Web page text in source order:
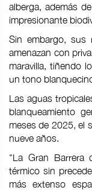
alberga, además
impresionante
Sin embargo, sus
amenazan con
maravilla, tiñendo
un tono
Las aguas
blanqueamiento
meses de 2025, el
nueve años.
"La Gran Barrera
térmico sin
más extenso